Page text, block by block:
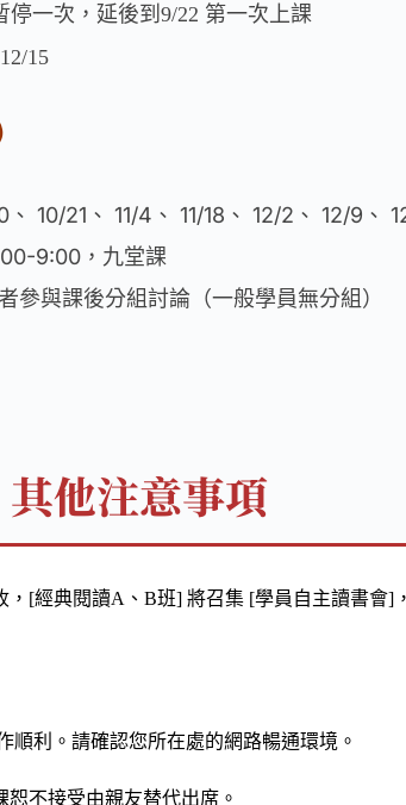
停一次，延後到 9/22 第一次上課
12/15
10/21、 11/4、 11/18、 12/2、 12/9、
9:00，九堂課
參與課後分組討論（一般學員無分組）
其他注意事項
，[經典閱讀A、B班] 將召集 [學員自主讀書會]
順利。請確認您所在處的網路暢通環境。
不接受由親友替代出席。